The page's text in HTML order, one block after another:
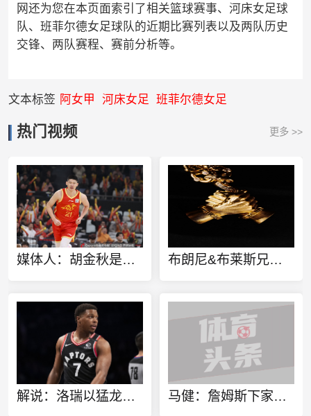
网还为您在本页面索引了相关篮球赛事、河床女足球
队、班菲尔德女足球队的近期比赛列表以及两队历史
交锋、两队赛程、赛前分析等。
文本标签 阿女甲 河床女足 班菲尔德女足
热门视频 更多 >>
媒体人：胡金秋是否会离队还不确定 广厦收到一些报价 且金额不低 布朗尼&布莱斯兄弟定制同款金项链 灵感来源于兄弟之情
解说：洛瑞以猛龙球员身份进行退役也算是功成身退、落叶归根了 马健：詹姆斯下家不只考虑篮球层面 要能争冠&薪资合适&跟老板熟